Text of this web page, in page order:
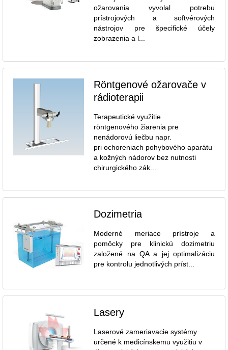
ožarovania vyvolal potrebu
prístrojových a softvérových
nástrojov pre špecifické účely
zobrazenia a l...
Röntgenové ožarovače v
rádioterapii
Terapeutické využitie
röntgenového žiarenia pre
nenádorovú liečbu napr.
pri ochoreniach pohybového aparátu
a kožných nádorov bez nutnosti
chirurgického zák...
Dozimetria
Moderné meriace prístroje a
pomôcky pre klinickú dozimetriu
založené na QA a jej optimalizáciu
pre kontrolu jednotlivých príst...
Lasery
Laserové zameriavacie systémy
určené k medicínskemu využitiu v